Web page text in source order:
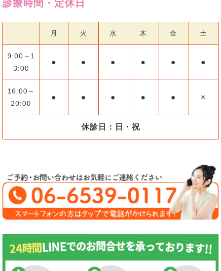
診療時間・定休日
月 火 水 木 金 土
9:00～1
3:00
● ● ● ● ● ●
16:00～
20:00
● ● ● ● ● ×
休診日：日・祝